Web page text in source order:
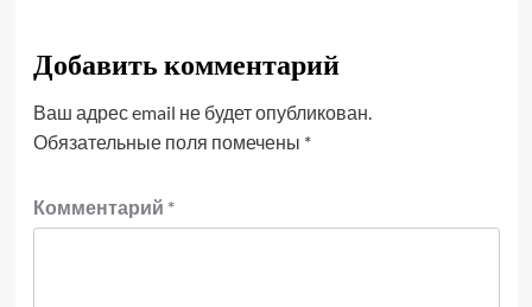
Добавить комментарий
Ваш адрес email не будет опубликован.
Обязательные поля помечены *
Комментарий *